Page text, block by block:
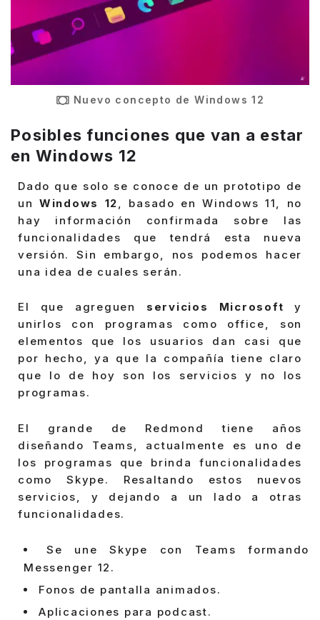
Nuevo concepto de Windows 12
Posibles funciones que van a estar
en Windows 12
Dado que solo se conoce de un prototipo de
un Windows 12
, basado en Windows 11, no
hay información confirmada sobre las
funcionalidades que tendrá esta nueva
versión. Sin embargo, nos podemos hacer
una idea de cuales serán.
El que agreguen servicios Microsoft y
unirlos con programas como office, son
elementos que los usuarios dan casi que
por hecho, ya que la compañía tiene claro
que lo de hoy son los servicios y no los
programas.
El grande de Redmond tiene años
diseñando Teams, actualmente es uno de
los programas que brinda funcionalidades
como Skype. Resaltando estos nuevos
servicios, y dejando a un lado a otras
funcionalidades.
Se une Skype con Teams formando
Messenger 12.
Fonos de pantalla animados.
Aplicaciones para podcast.